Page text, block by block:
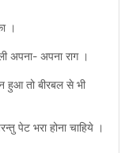
।
अपना- अपना राग ।
हुआ तो बीरबल से भी
पेट भरा होना चाहिये ।